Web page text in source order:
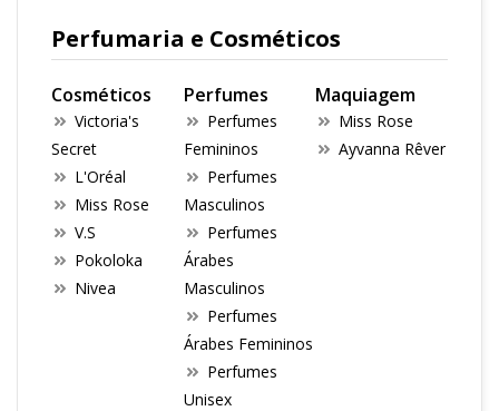
Perfumaria e Cosméticos
Cosméticos
Victoria's
Secret
L'Oréal
Miss Rose
V.S
Pokoloka
Nivea
Perfumes
Perfumes
Femininos
Perfumes
Masculinos
Perfumes
Árabes
Masculinos
Perfumes
Árabes Femininos
Perfumes
Unisex
Maquiagem
Miss Rose
Ayvanna Rêver